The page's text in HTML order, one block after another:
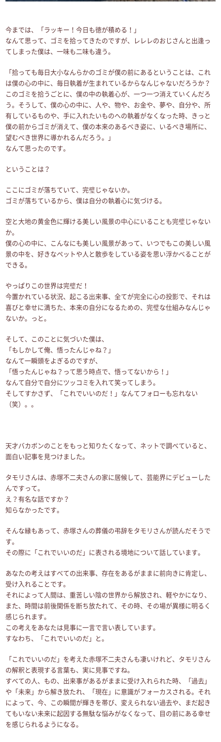
今までは、「ラッキー！今日も徳が積める！」
なんて思って、ゴミを拾ってきたのですが、レレレのおじさんと出逢っ
てしまった僕は、一味も二味も違う。
「拾っても毎日大小なんらかのゴミが僕の前にあるということは、これ
は僕の心の中に、毎日執着が生まれているからなんじゃないだろうか？
このゴミを拾うごとに、僕の中の執着心が、一つ一つ消えていくんだろ
う。そうして、僕の心の中に、人や、物や、お金や、夢や、自分や、所
有しているものや、手に入れたいものへの執着がなくなった時、きっと
僕の前からゴミが消えて、僕の本来のあるべき姿に、いるべき場所に、
望むべき世界に導かれるんだろう。」
なんて思ったのです。
ということは？
ここにゴミが落ちていて、完璧じゃないか。
ゴミが落ちているから、僕は自分の執着心に気づける。
空と大地の黄金色に輝ける美しい風景の中心にいることも完璧じゃない
か。
僕の心の中に、こんなにも美しい風景があって、いつでもこの美しい風
景の中を、好きなペットや人と散歩をしている姿を思い浮かべることが
できる。
やっぱりこの世界は完璧だ！
今置かれている状況、起こる出来事、全てが完全に心の投影で、それは
喜びと幸せに満ちた、本来の自分になるための、完璧な仕組みなんじゃ
ないか。っと。
そして、このことに気づいた僕は、
「もしかして俺、悟ったんじゃね？」
なんて一瞬頭をよぎるのですが、
「悟ったんじゃね？って思う時点で、悟ってないから！」
なんて自分で自分にツッコミを入れて笑ってしまう。
そしてすかさず、「これでいいのだ！」なんてフォローも忘れない
（笑）。。
天才バカボンのことをもっと知りたくなって、ネットで調べていると、
面白い記事を見つけました。
タモリさんは、赤塚不二夫さんの家に居候して、芸能界にデビューした
んですって。
え？有名な話ですか？
知らなかったです。
そんな縁もあって、赤塚さんの葬儀の弔辞をタモリさんが読んだそうで
す。
その際に「これでいいのだ」に表される境地について話しています。
あなたの考えはすべての出来事、存在をあるがままに前向きに肯定し、
受け入れることです。
それによって人間は、重苦しい陰の世界から解放され、軽やかになり、
また、時間は前後関係を断ち放たれて、その時、その場が異様に明るく
感じられます。
この考えをあなたは見事に一言で言い表しています。
すなわち、「これでいいのだ」と。
「これでいいのだ」を考えた赤塚不二夫さんも凄いけれど、タモリさん
の解釈と表現する言葉も、実に見事ですね。
すべての人、もの、出来事があるがままに受け入れられた時、「過去」
や「未来」から解き放たれ、「現在」に意識がフォーカスされる。それ
によって、今、この瞬間が輝きを帯び、変えられない過去や、まだ起き
てもいない未来に起因する無駄な悩みがなくなって、目の前にある幸せ
を感じられるようになる。